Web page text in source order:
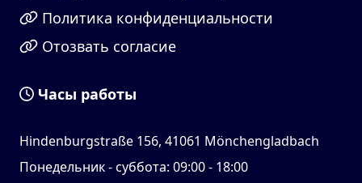
Политика конфиденциальности
Отозвать согласие
Часы работы
Hindenburgstraße 156, 41061 Mönchengladbach
Понедельник - суббота: 09:00 - 18:00